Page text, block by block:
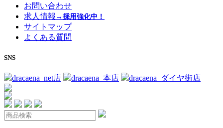
お問い合わせ
求人情報 →採用強化中！
サイトマップ
よくある質問
SNS
dracaena_net店 dracaena_本店 dracaena_ダイヤ街店